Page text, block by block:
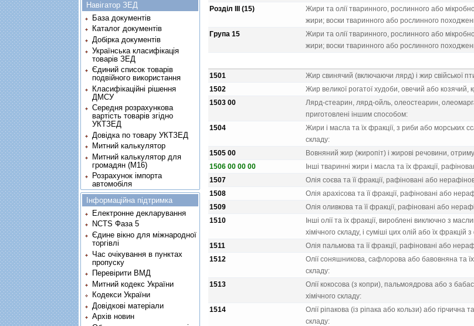
Розділ III (15)
Жири та олiї тваринного, рослинного або
жири; воски тваринного або рослинного
Група 15
Жири та олiї тваринного, рослинного або
жири; воски тваринного або рослинного
1501
Жир свинячий (включаючи лярд) i жир свiйської
1502
Жир великої рогатої худоби, овечий або козячий,
1503 00
Лярд-стеарин, лярд-ойль, олеостеарин,
приготовленi iншим способом:
1504
Жири i масла та їх фракцiї, з риби або морських
складу:
1505 00
Вовняний жир (жиропiт) i жировi речовини,
1506 00 00 00
Iншi твариннi жири i масла та їх фракцiї,
1507
Олiя соєва та її фракцiї, рафiнованi або
1508
Олiя арахiсова та її фракцiї, рафiнованi або
1509
Олiя оливкова та її фракцiї, рафiнованi або
1510
Iншi олiї та їх фракцiї, виробленi виключно з
хiмiчного складу, i сумiшi цих олiй або їх фракцiй
1511
Олiя пальмова та її фракцiї, рафiнованi або
1512
Олiї соняшникова, сафлорова або бавовняна та
складу:
1513
Олiї кокосова (з копри), пальмоядрова або з
хiмiчного складу:
1514
Олiї рiпакова (iз рiпака або кользи) або гiрчична
складу:
Навігатор ЗЕД
База документів
Каталог документів
Добірка документів
Українська класифікація
товарів ЗЕД
Єдиний список товарів
подвійного використання
Класифікаційні рішення
ДМСУ
Середня розрахункова
вартість товарів згідно
УКТЗЕД
Довідка по товару УКТЗЕД
Митний калькулятор
Митний калькулятор для
громадян (М16)
Розрахунок імпорта
автомобіля
Інформаційна підтримка
Електронне декларування
NCTS Фаза 5
Єдине вікно для міжнародної
торгівлі
Час очікування в пунктах
пропуску
Перевірити ВМД
Митний кодекс України
Кодекси України
Довідкові матеріали
Архів новин